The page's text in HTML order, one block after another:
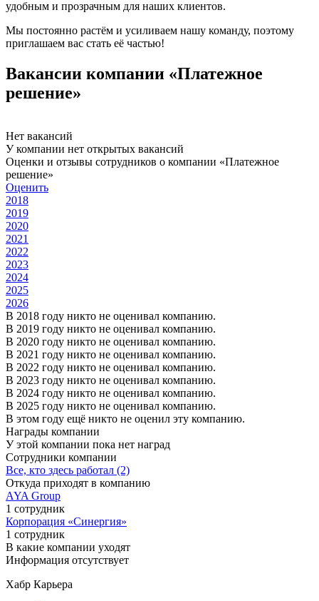
удобным и прозрачным для наших клиентов.
Мы постоянно растём и усиливаем нашу команду, поэтому
приглашаем вас стать её частью!
Вакансии компании «Платежное
решение»
Нет вакансий
У компании нет открытых вакансий
Оценки и отзывы сотрудников о компании «Платежное
решение»
Оценить
2018
2019
2020
2021
2022
2023
2024
2025
2026
В 2018 году никто не оценивал компанию.
В 2019 году никто не оценивал компанию.
В 2020 году никто не оценивал компанию.
В 2021 году никто не оценивал компанию.
В 2022 году никто не оценивал компанию.
В 2023 году никто не оценивал компанию.
В 2024 году никто не оценивал компанию.
В 2025 году никто не оценивал компанию.
В этом году ещё никто не оценил эту компанию.
Награды компании
У этой компании пока нет наград
Сотрудники компании
Все, кто здесь работал (2)
Откуда приходят в компанию
AYA Group
1 сотрудник
Корпорация «Синергия»
1 сотрудник
В какие компании уходят
Информация отсутствует
Хабр Карьера